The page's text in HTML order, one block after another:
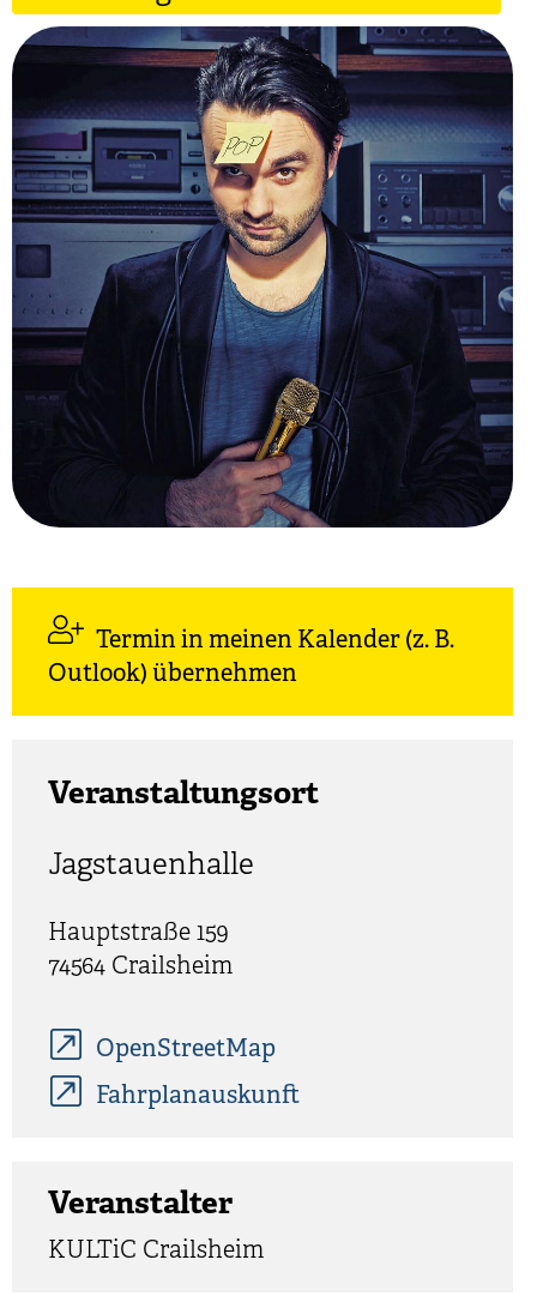
Termin in meinen Kalender (z. B.
Outlook) übernehmen
Veranstaltungsort
Jagstauenhalle
Hauptstraße 159
74564 Crailsheim
OpenStreetMap
Fahrplanauskunft
Veranstalter
KULTiC Crailsheim